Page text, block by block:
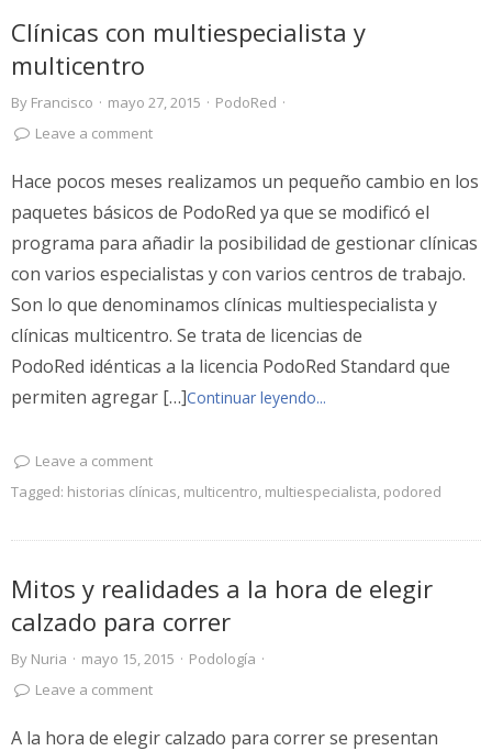
Clínicas con multiespecialista y
multicentro
By Francisco · mayo 27, 2015 · PodoRed ·
Leave a comment
Hace pocos meses realizamos un pequeño cambio en los
paquetes básicos de PodoRed ya que se modificó el
programa para añadir la posibilidad de gestionar clínicas
con varios especialistas y con varios centros de trabajo.
Son lo que denominamos clínicas multiespecialista y
clínicas multicentro. Se trata de licencias de
PodoRed idénticas a la licencia PodoRed Standard que
permiten agregar […]Continuar leyendo...
Leave a comment
Tagged: historias clínicas, multicentro, multiespecialista, podored
Mitos y realidades a la hora de elegir
calzado para correr
By Nuria · mayo 15, 2015 · Podología ·
Leave a comment
A la hora de elegir calzado para correr se presentan